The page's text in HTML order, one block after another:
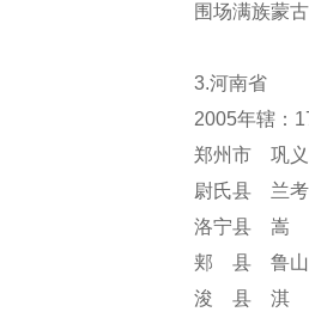
围场满族蒙
3.河南省
2005年辖：
郑州市 巩
尉氏县 兰
洛宁县 嵩
郏 县 鲁
浚 县 淇